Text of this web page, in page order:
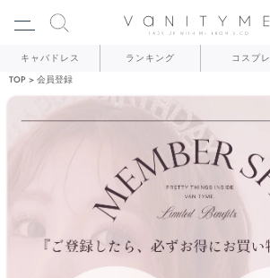
キャバドレス ランキング コスプレ
TOP 会員登録